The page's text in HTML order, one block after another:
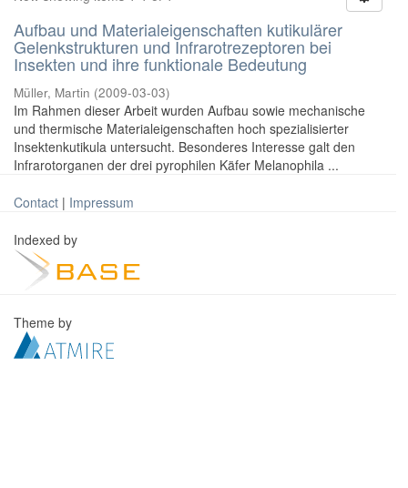
Aufbau und Materialeigenschaften kutikulärer
Gelenkstrukturen und Infrarotrezeptoren bei
Insekten und ihre funktionale Bedeutung
Müller, Martin (2009-03-03)
Im Rahmen dieser Arbeit wurden Aufbau sowie mechanische
und thermische Materialeigenschaften hoch spezialisierter
Insektenkutikula untersucht. Besonderes Interesse galt den
Infrarotorganen der drei pyrophilen Käfer Melanophila ...
Contact | Impressum
Indexed by
Theme by